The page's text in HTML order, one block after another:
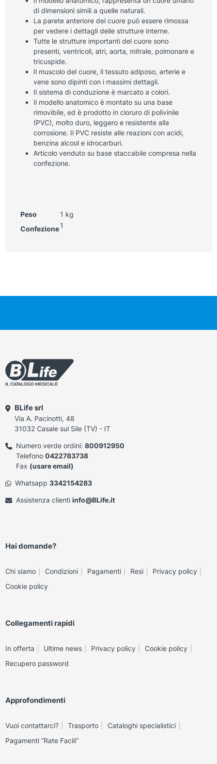
di dimensioni simili a quelle naturali.
La parete anteriore del cuore può essere rimossa
per vedere i dettagli delle strutture interne.
Tutte le strutture importanti del cuore sono
presenti, ventricoli, atri, aorta, mitrale, polmonare e
tricuspide.
Il muscolo del cuore, il tessuto adiposo, arterie e
vene sono dipinti con i massimi dettagli.
Il sistema di conduzione è marcato a colori.
Il modello anatomico è montato su una base
rimovibile, ed è prodotto in cloruro di polivinile
(PVC), molto duro, leggero e resistente alla
corrosione. Il PVC resiste alle reazioni con acidi,
benzina alcool e idrocarburi.
Articolo venduto su base staccabile compresa nella
confezione.
Peso
1 kg
Confezione 1
BLife srl
Via A. Pacinotti, 48
31032 Casale sul Sile (TV) - IT
Numero verde ordini: 800912950
Telefono 0422783738
Fax (usare email)
Whatsapp 3342154283
Assistenza clienti info@BLife.it
Hai domande?
Chi siamo Condizioni Pagamenti Resi
Privacy policy
Cookie policy
Collegamenti rapidi
In offerta Ultime news Privacy policy
Cookie policy
Recupero password
Approfondimenti
Vuoi contattarci? Trasporto
Cataloghi specialistici
Pagamenti “Rate Facili”